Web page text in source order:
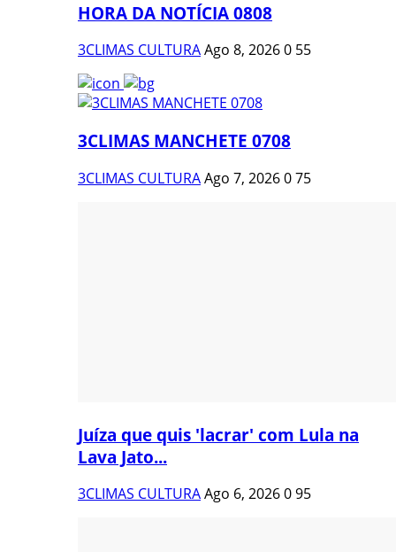
HORA DA NOTÍCIA 0808
3CLIMAS CULTURAAgo 8, 20260 55
3CLIMAS MANCHETE 0708
3CLIMAS CULTURAAgo 7, 2026075
Juíza que quis 'lacrar' com Lula na
Lava Jato...
3CLIMAS CULTURAAgo 6, 2026095